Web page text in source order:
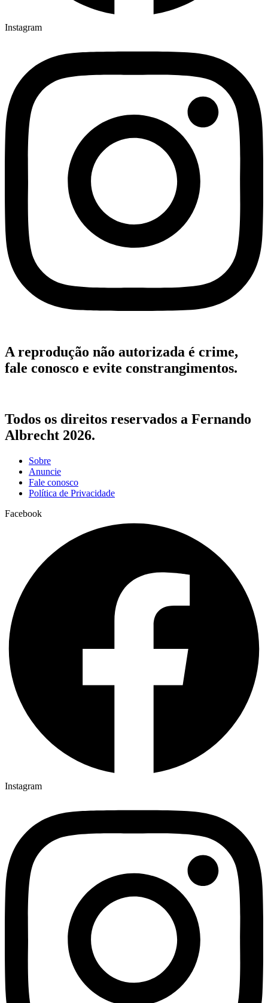
Instagram
A reprodução não autorizada é crime,
fale conosco e evite constrangimentos.
Todos os direitos reservados a Fernando
Albrecht 2026.
Sobre
Anuncie
Fale conosco
Política de Privacidade
Facebook
Instagram